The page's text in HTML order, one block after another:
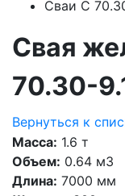
Сваи С
Свая
70.30-
Вернуться к
Масса: 1.6 т
Объем: 0.64 м3
Длина: 7000 мм